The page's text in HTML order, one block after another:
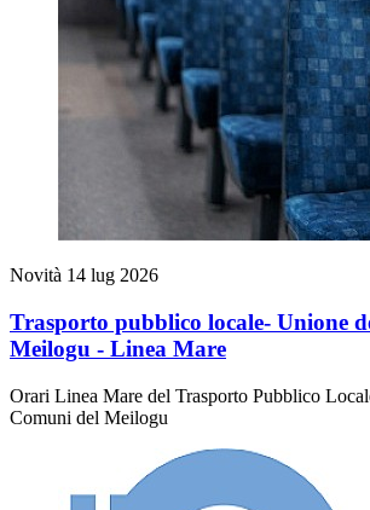
Novità 14 lug 2026
Trasporto pubblico locale- Unione
Meilogu - Linea Mare
Orari Linea Mare del Trasporto Pubblico
Comuni del Meilogu